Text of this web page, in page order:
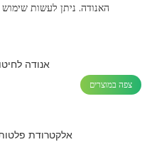
האנודה. ניתן לעשות
צפה במוצרים
אלקטרודת